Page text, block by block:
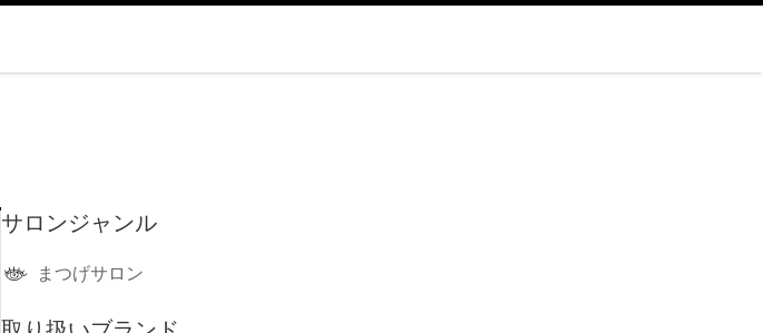
サロンジャンル
まつげサロン